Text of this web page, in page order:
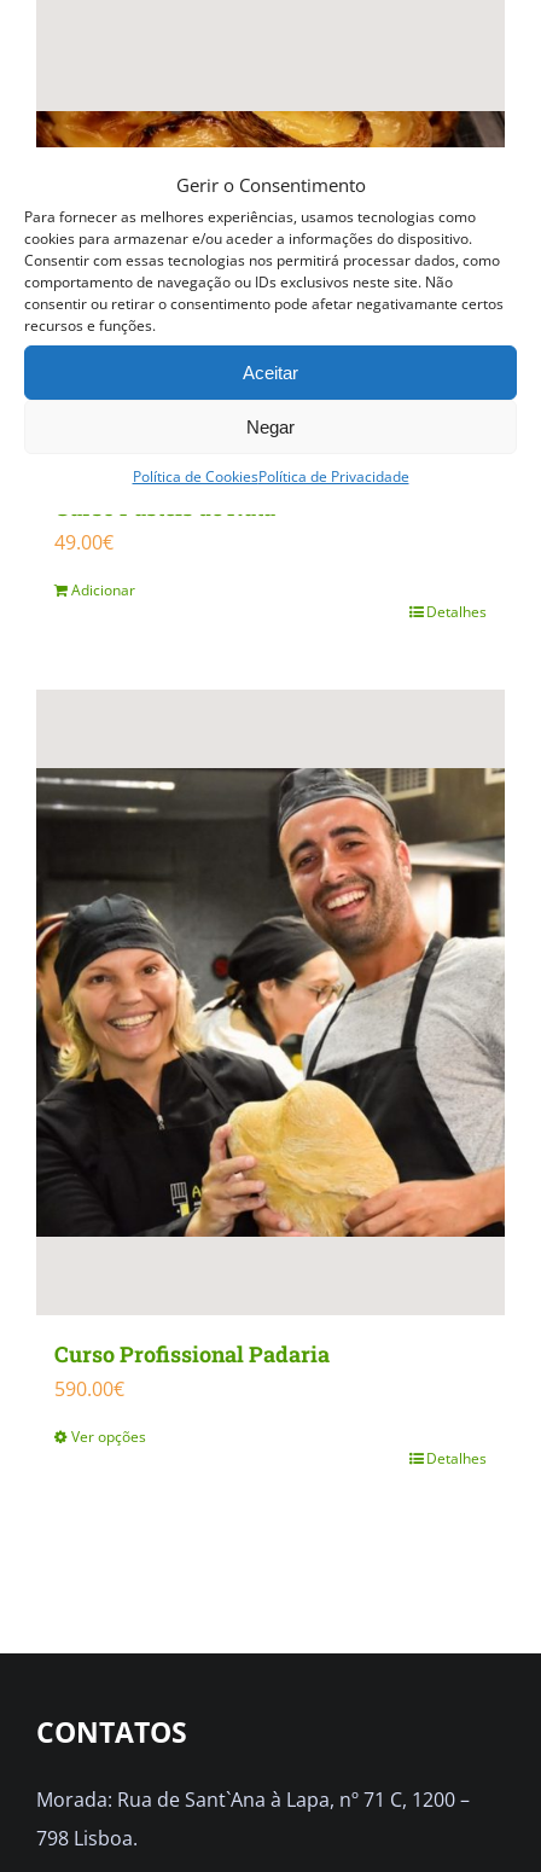
Gerir o Consentimento
Para fornecer as melhores experiências, usamos tecnologias como
cookies para armazenar e/ou aceder a informações do dispositivo.
Consentir com essas tecnologias nos permitirá processar dados, como
comportamento de navegação ou IDs exclusivos neste site. Não
consentir ou retirar o consentimento pode afetar negativamante certos
recursos e funções.
Aceitar
Negar
Política de CookiesPolítica de Privacidade
Curso Pasteis de Nata
49.00€
Adicionar
Detalhes
Curso Profissional Padaria
590.00€
Ver opções
The
may
chosen
on
Detalhes
CONTATOS
Morada: Rua de Sant`Ana à Lapa, nº 71 C, 1200 –
798 Lisboa.